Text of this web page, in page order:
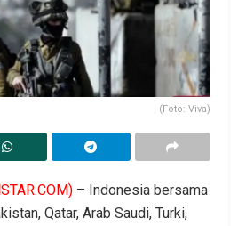
(Foto: Viva)
– Indonesia bersama
Qatar, Arab Saudi, Turki,